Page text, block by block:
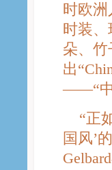
时欧洲
时装
朵、
出
——“中
“正
国风’